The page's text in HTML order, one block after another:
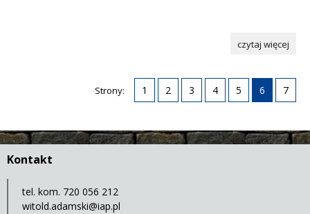
czytaj więcej
Strony: 1 2 3 4 5 6 7
Kontakt
tel. kom. 720 056 212
witold.adamski@iap.pl